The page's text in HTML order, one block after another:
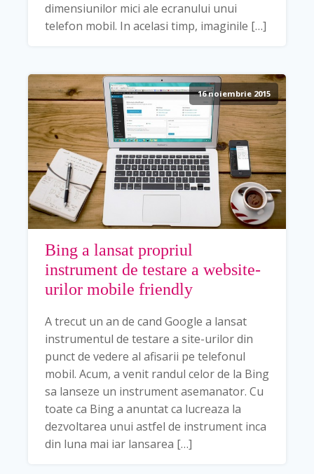
dimensiunilor mici ale ecranului unui
telefon mobil. In acelasi timp, imaginile […]
16 noiembrie 2015
Bing a lansat propriul
instrument de testare a website-
urilor mobile friendly
A trecut un an de cand Google a lansat
instrumentul de testare a site-urilor din
punct de vedere al afisarii pe telefonul
mobil. Acum, a venit randul celor de la Bing
sa lanseze un instrument asemanator. Cu
toate ca Bing a anuntat ca lucreaza la
dezvoltarea unui astfel de instrument inca
din luna mai iar lansarea […]